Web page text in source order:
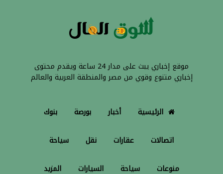
موقع إخباري يبث على مدار 24 ساعة ويقدم محتوى
إخباري متنوع وقوي من مصر والمنطقة العربية والعالم
الرئيسية أخبار بورصة بنوك
اتصالات عقارات نقل سياحة
منوعات سياحة السيارات المزيد